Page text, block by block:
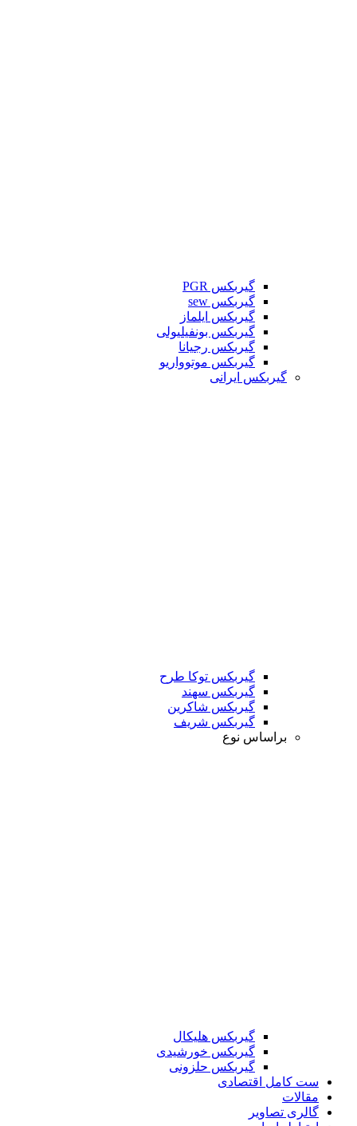
گیربکس PGR
گیربکس sew
گیربکس ایلماز
گیربکس بونفیلیولی
گیربکس رجیانا
گیربکس موتوواریو
گیربکس ایرانی
گیربکس توکا طرح
گیربکس سهند
گیربکس شاکرین
گیربکس شریف
براساس نوع
گیربکس هلیکال
گیربکس خورشیدی
گیربکس حلزونی
ست کامل اقتصادی
مقالات
گالری تصاویر